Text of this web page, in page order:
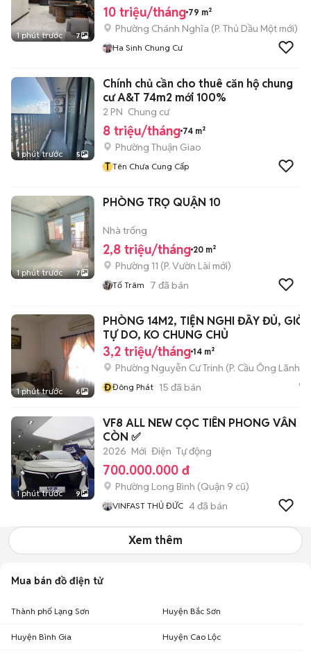
1 phút trước 7
10 triệu/tháng 79 m²
Phường Chánh Nghĩa (P. Thủ Dầu Một mới)
Ha Sinh Chung Cư
1 phút trước 5
Chính chủ cần cho thuê căn hộ chung
cư A&T 74m2 mới 100%
2 PN Chung cư
8 triệu/tháng 74 m²
Phường Thuận Giao
T Tên Chưa Cung Cấp
1 phút trước 7
PHÒNG TRỌ QUẬN 10
Nhà trống
2,8 triệu/tháng 20 m²
Phường 11 (P. Vườn Lài mới)
Tố Trâm 7 đã bán
1 phút trước 6
PHÒNG 14M2, TIỆN NGHI ĐẦY ĐỦ, GIỜ
TỰ DO, KO CHUNG CHỦ
3,2 triệu/tháng 14 m²
Phường Nguyễn Cư Trinh (P. Cầu Ông Lãnh
ĐĐông Phát 15 đã bán
1 phút trước 9
VF8 ALL NEW CỌC TIÊN PHONG VẪN
CÒN ✅
2026 Mới Điện Tự động
700.000.000 đ
Phường Long Bình (Quận 9 cũ)
VINFAST THỦ ĐỨC 4đã bán
Xem thêm
Mua bán đồ điện tử
Thành phố Lạng Sơn Huyện Bắc Sơn
Huyện Bình Gia Huyện Cao Lộc